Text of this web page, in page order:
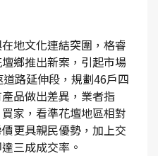
地文化連結突圍，格睿
鄉推出新案，引起市場
路延伸段，規劃46戶四
品做出差異，業者指
家，看準花壇地區相對
更具親民優勢，加上交
三成成交率。